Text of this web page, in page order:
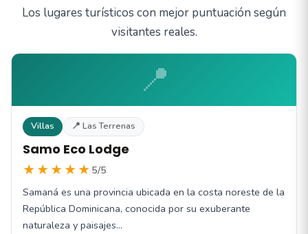
Los lugares turísticos con mejor puntuación según
visitantes reales.
📍
Villas 📍 Las Terrenas
Samo Eco Lodge
★★★★★ 5/5
Samaná es una provincia ubicada en la costa noreste de la
República Dominicana, conocida por su exuberante
naturaleza y paisajes…